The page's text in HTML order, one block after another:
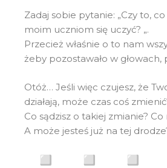
Zadaj sobie pytanie: „Czy to,
moim uczniom się uczyć? „.
Przecież właśnie o to nam
żeby pozostawało w głowach,
Otóż… Jeśli więc czujesz, że
działają, może czas coś
Co sądzisz o takiej zmianie? Co
A może jesteś już na tej